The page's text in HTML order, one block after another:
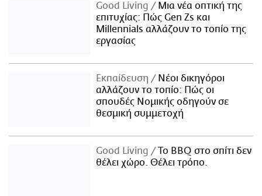
Good Living
Μια νέα οπτική της
επιτυχίας: Πώς Gen Zs και
Millennials αλλάζουν το τοπίο της
εργασίας
Εκπαίδευση
Νέοι δικηγόροι
αλλάζουν το τοπίο: Πώς οι
σπουδές Νομικής οδηγούν σε
θεσμική συμμετοχή
Good Living
Το BBQ στο σπίτι δεν
θέλει χώρο. Θέλει τρόπο.